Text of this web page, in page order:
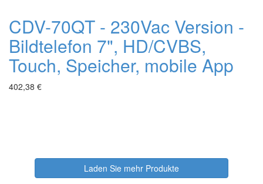
CDV-70QT - 230Vac Version -
Bildtelefon 7", HD/CVBS,
Touch, Speicher, mobile App
402,38 €
Laden Sie mehr Produkte